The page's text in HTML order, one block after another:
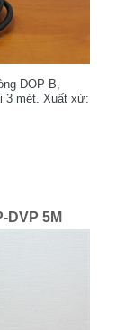
DOP-B,
3 mét. Xuất xứ:
DVP 5M